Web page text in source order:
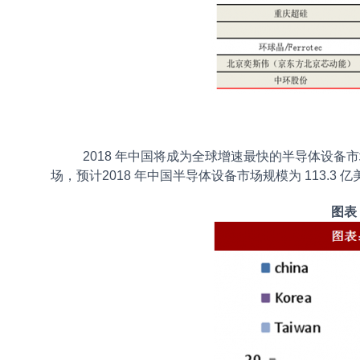
2018 年中国将成为全球增速最快的半导体设备
场，预计2018 年中国半导体设备市场规模为 113.3
图